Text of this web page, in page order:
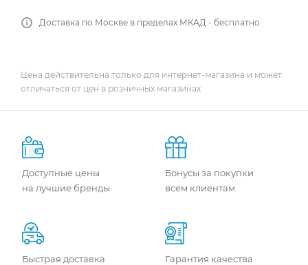
Доставка по Москве в пределах МКАД - бесплатно
Цена действительна только для интернет-магазина и может
отличаться от цен в розничных магазинах
Доступные цены
на лучшие бренды
Бонусы за покупки
всем клиентам
Быстрая доставка
Гарантия качества